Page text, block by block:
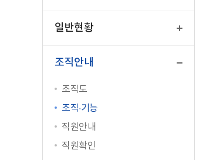
일반현황
조직안내
조직도
조직·기능
직원안내
직원확인